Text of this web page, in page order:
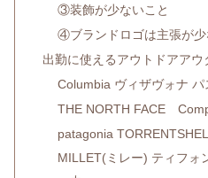
③装飾が少ないこと
④ブランドロゴは主張が
出勤に使えるアウトドアアウ
Columbia ヴィザヴォナ パ
THE NORTH FACE
patagonia
MILLET(ミレー) ティフォ